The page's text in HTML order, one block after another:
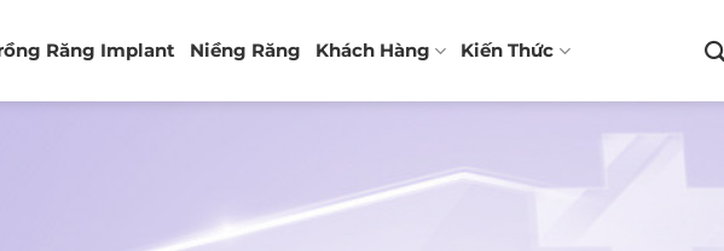
Răng Implant Niềng Răng Khách Hàng Kiến Thức